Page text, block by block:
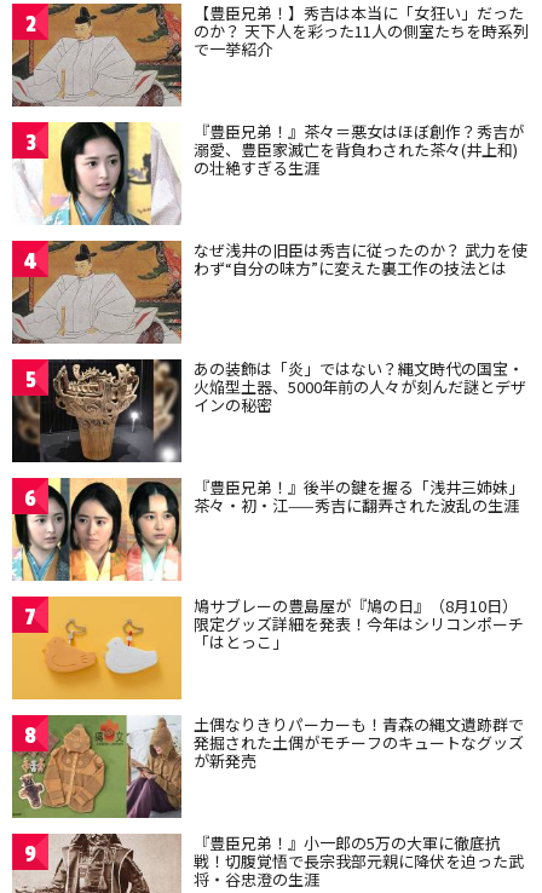
2 【豊臣兄弟！】秀吉は本当に「女狂い」だった
のか？ 天下人を彩った11人の側室たちを時系列
で一挙紹介
3 『豊臣兄弟！』茶々＝悪女はほぼ創作？秀吉が
溺愛、豊臣家滅亡を背負わされた茶々(井上和)
の壮絶すぎる生涯
4 なぜ浅井の旧臣は秀吉に従ったのか？ 武力を使
わず“自分の味方”に変えた裏工作の技法とは
5 あの装飾は「炎」ではない？縄文時代の国宝・
火焔型土器、5000年前の人々が刻んだ謎とデザ
インの秘密
6 『豊臣兄弟！』後半の鍵を握る「浅井三姉妹」
茶々・初・江——秀吉に翻弄された波乱の生涯
7 鳩サブレーの豊島屋が『鳩の日』（8月10日）
限定グッズ詳細を発表！今年はシリコンポーチ
「はとっこ」
8 土偶なりきりパーカーも！青森の縄文遺跡群で
発掘された土偶がモチーフのキュートなグッズ
が新発売
9 『豊臣兄弟！』小一郎の5万の大軍に徹底抗
戦！切腹覚悟で長宗我部元親に降伏を迫った武
将・谷忠澄の生涯